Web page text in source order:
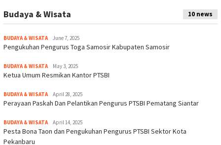
Budaya & Wisata 10 news
BUDAYA & WISATA June 7, 2025
Pengukuhan Pengurus Toga Samosir Kabupaten Samosir
BUDAYA & WISATA May 3, 2025
Ketua Umum Resmikan Kantor PTSBI
BUDAYA & WISATA April 28, 2025
Perayaan Paskah Dan Pelantikan Pengurus PTSBI Pematang Siantar
BUDAYA & WISATA April 14, 2025
Pesta Bona Taon dan Pengukuhan Pengurus PTSBI Sektor Kota
Pekanbaru